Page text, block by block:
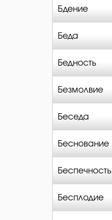
Бдение
Беда
Бедность
Безмолвие
Беседа
Беснование
Беспечность
Бесплодие